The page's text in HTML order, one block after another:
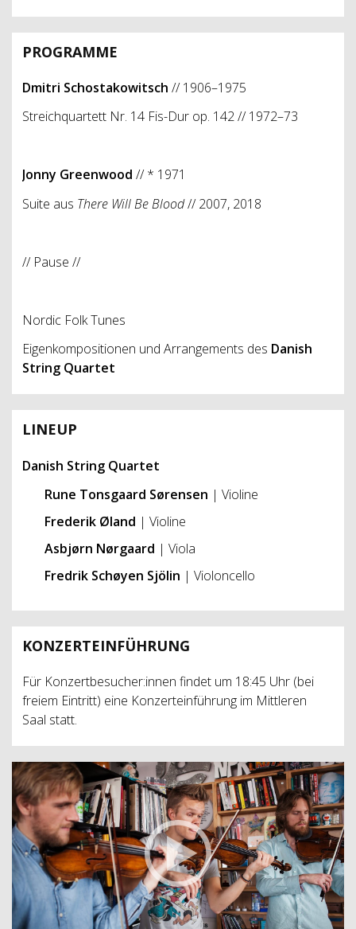
PROGRAMME
Dmitri Schostakowitsch // 1906–1975
Streichquartett Nr. 14 Fis-Dur op. 142 // 1972–73
Jonny Greenwood // * 1971
Suite aus There Will Be Blood// 2007, 2018
// Pause //
Nordic Folk Tunes
Eigenkompositionen und Arrangements des Danish
String Quartet
LINEUP
Danish String Quartet
Rune Tonsgaard Sørensen | Violine
Frederik Øland | Violine
Asbjørn Nørgaard | Viola
Fredrik Schøyen Sjölin | Violoncello
KONZERTEINFÜHRUNG
Für Konzertbesucher:innen findet um 18:45 Uhr (bei
freiem Eintritt) eine Konzerteinführung im Mittleren
Saal statt.